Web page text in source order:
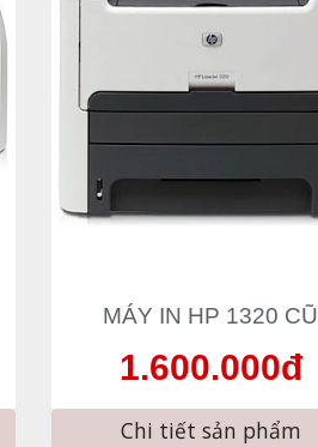
MÁY IN HP 1320 CŨ
1.600.000đ
Chi tiết sản phẩm